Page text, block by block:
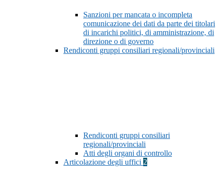
Sanzioni per mancata o incompleta
comunicazione dei dati da parte dei titolari
di incarichi politici, di amministrazione, di
direzione o di governo
Rendiconti gruppi consiliari regionali/provinciali
Rendiconti gruppi consiliari
regionali/provinciali
Atti degli organi di controllo
Articolazione degli uffici 2